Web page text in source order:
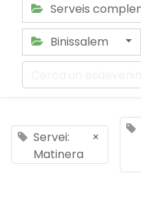
Serveis
Binissalem
Servei:
Matinera
×